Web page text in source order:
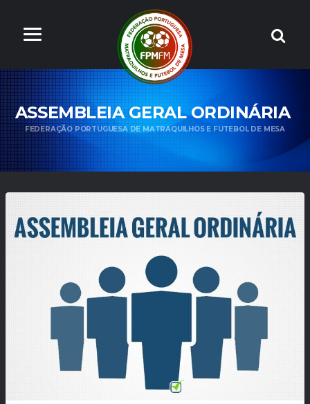
ASSEMBLEIA GERAL ORDINÁRIA
FEDERAÇÃO PORTUGUESA DE MATRAQUILHOS E FUTEBOL DE MESA